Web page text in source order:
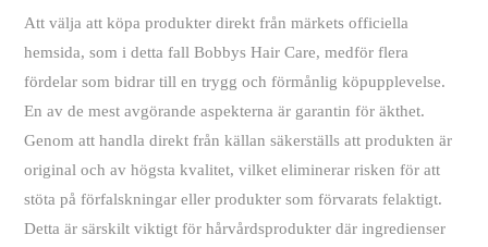
Att välja att köpa produkter direkt från märkets officiella
hemsida, som i detta fall Bobbys Hair Care, medför flera
fördelar som bidrar till en trygg och förmånlig köpupplevelse.
En av de mest avgörande aspekterna är garantin för äkthet.
Genom att handla direkt från källan säkerställs att produkten är
original och av högsta kvalitet, vilket eliminerar risken för att
stöta på förfalskningar eller produkter som förvarats felaktigt.
Detta är särskilt viktigt för hårvårdsprodukter där ingredienser